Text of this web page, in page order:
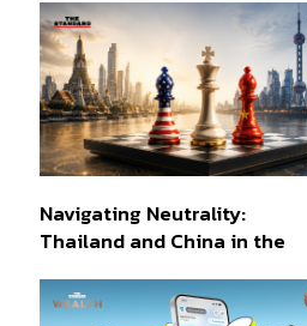
ส่วนยุทธศาสตร์ไทย –
อินโดนีเซีย
Navigating Neutrality:
Thailand and China in the
Order